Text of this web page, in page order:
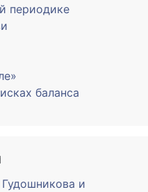
периодике
баланса
и